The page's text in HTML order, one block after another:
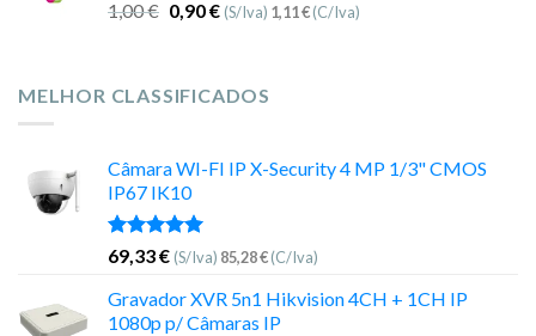
1,00€ 0,90€ (S/Iva) 1,11€(C/Iva)
MELHOR CLASSIFICADOS
Câmara WI-FI IP X-Security 4 MP 1/3" CMOS
IP67 IK10
Avaliação
5.00
de 5
69,33€ (S/Iva) 85,28€(C/Iva)
Gravador XVR 5n1 Hikvision 4CH + 1CH IP
1080p p/ Câmaras IP